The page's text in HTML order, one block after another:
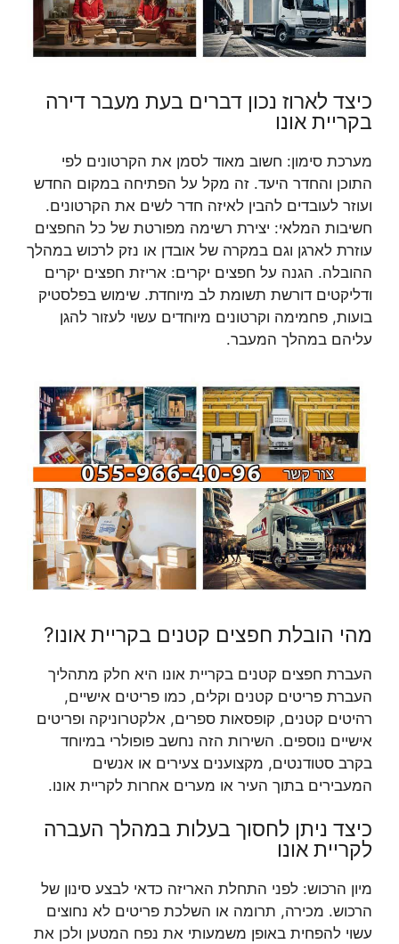
כיצד לארוז נכון דברים בעת מעבר דירה
בקריית אונו
מערכת סימון: חשוב מאוד לסמן את הקרטונים לפי
התוכן והחדר היעד. זה מקל על הפתיחה במקום החדש
ועוזר לעובדים להבין לאיזה חדר לשים את הקרטונים.
חשיבות המלאי: יצירת רשימה מפורטת של כל החפצים
עוזרת לארגן וגם במקרה של אובדן או נזק לרכוש במהלך
ההובלה. הגנה על חפצים יקרים: אריזת חפצים יקרים
ודליקטים דורשת תשומת לב מיוחדת. שימוש בפלסטיק
בועות, פחמימה וקרטונים מיוחדים עשוי לעזור להגן
עליהם במהלך המעבר.
מהי הובלת חפצים קטנים בקריית אונו?
העברת חפצים קטנים בקריית אונו היא חלק מתהליך
העברת פריטים קטנים וקלים, כמו פריטים אישיים,
רהיטים קטנים, קופסאות ספרים, אלקטרוניקה ופריטים
אישיים נוספים. השירות הזה נחשב פופולרי במיוחד
בקרב סטודנטים, מקצוענים צעירים או אנשים
המעבירים בתוך העיר או מערים אחרות לקריית אונו.
כיצד ניתן לחסוך בעלות במהלך העברה
לקריית אונו
מיון הרכוש: לפני התחלת האריזה כדאי לבצע סינון של
הרכוש. מכירה, תרומה או השלכת פריטים לא נחוצים
עשוי להפחית באופן משמעותי את נפח המטען ולכן את